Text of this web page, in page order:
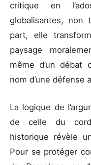
critique en
globalisantes, non
part, elle
paysage
même d’un débat
nom d’une défense
La logique de
de celle du
historique révèle
Pour se protéger